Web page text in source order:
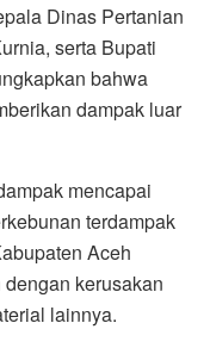
Dinas Pertanian
serta Bupati
bahwa
dampak luar
mencapai
terdampak
Aceh
kerusakan
lainnya.